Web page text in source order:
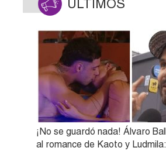
ÚLTIMOS
¡No se guardó nada! Álvaro
al romance de Kaoto y